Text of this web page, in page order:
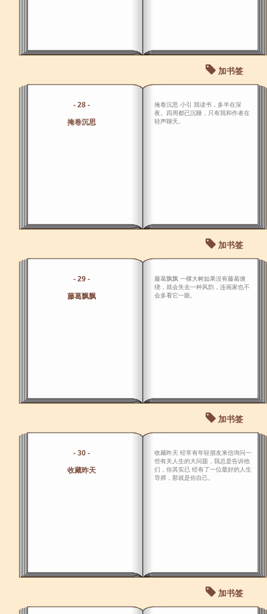
加书签
- 28 -
掩卷沉思
掩卷沉思 小引 我读书，多半在深
夜。四周都已沉睡，只有我和作者在
轻声聊天。
加书签
- 29 -
藤葛飘飘
藤葛飘飘 一棵大树如果没有藤葛缠
绕，就会失去一种风韵，连画家也不
会多看它一眼。
加书签
- 30 -
收藏昨天
收藏昨天 经常有年轻朋友来信询问一
些有关人生的大问题，我总是告诉他
们，你其实已 经有了一位最好的人生
导师，那就是你自己。
加书签